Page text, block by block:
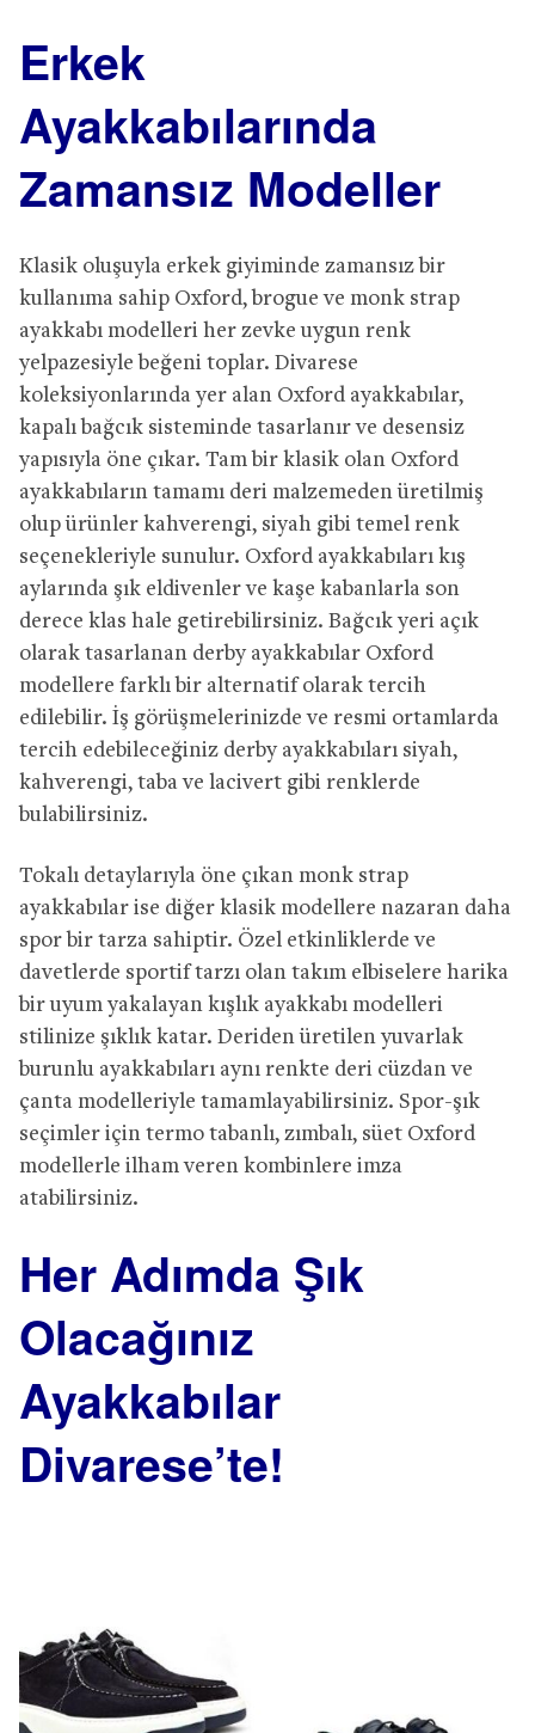
Erkek
Ayakkabılarında
Zamansız Modeller
Klasik oluşuyla erkek giyiminde zamansız bir
kullanıma sahip Oxford, brogue ve monk strap
ayakkabı modelleri her zevke uygun renk
yelpazesiyle beğeni toplar. Divarese
koleksiyonlarında yer alan Oxford ayakkabılar,
kapalı bağcık sisteminde tasarlanır ve desensiz
yapısıyla öne çıkar. Tam bir klasik olan Oxford
ayakkabıların tamamı deri malzemeden üretilmiş
olup ürünler kahverengi, siyah gibi temel renk
seçenekleriyle sunulur. Oxford ayakkabıları kış
aylarında şık eldivenler ve kaşe kabanlarla son
derece klas hale getirebilirsiniz. Bağcık yeri açık
olarak tasarlanan derby ayakkabılar Oxford
modellere farklı bir alternatif olarak tercih
edilebilir. İş görüşmelerinizde ve resmi ortamlarda
tercih edebileceğiniz derby ayakkabıları siyah,
kahverengi, taba ve lacivert gibi renklerde
bulabilirsiniz.
Tokalı detaylarıyla öne çıkan monk strap
ayakkabılar ise diğer klasik modellere nazaran daha
spor bir tarza sahiptir. Özel etkinliklerde ve
davetlerde sportif tarzı olan takım elbiselere harika
bir uyum yakalayan kışlık ayakkabı modelleri
stilinize şıklık katar. Deriden üretilen yuvarlak
burunlu ayakkabıları aynı renkte deri cüzdan ve
çanta modelleriyle tamamlayabilirsiniz. Spor-şık
seçimler için termo tabanlı, zımbalı, süet Oxford
modellerle ilham veren kombinlere imza
atabilirsiniz.
Her Adımda Şık
Olacağınız
Ayakkabılar
Divarese’te!